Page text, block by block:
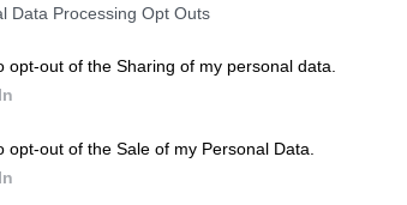
Data Processing Opt Outs
opt-out of the Sharing of my personal data.
opt-out of the Sale of my Personal Data.
της επόμενης ταινίας Τζέιμς